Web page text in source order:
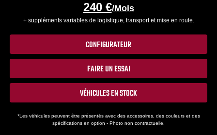
240 €/Mois
+ suppléments variables de logistique, transport et mise en route.
CONFIGURATEUR
FAIRE UN ESSAI
VÉHICULES EN STOCK
*Les véhicules peuvent être présentés avec des accessoires, des couleurs et des
spécifications en option - Photo non contractuelle.